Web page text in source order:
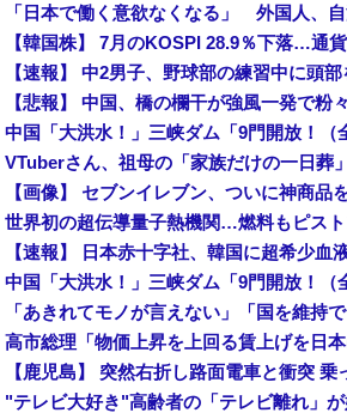
【画像】 セブンイレブン、ついに神商品
"テレビ大好き"高齢者の「テレビ離れ」